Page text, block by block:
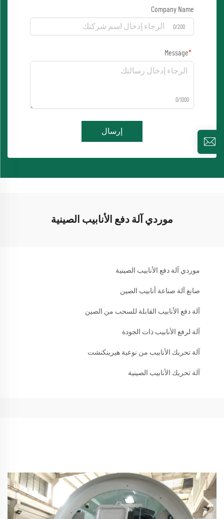
Company Name
0/200
Message
0/1000
إرسال
موردي آلة دفع الأنابيب الصينية
موردي آلة دفع الأنابيب الصينية
صانع آلة صناعة أنابيب الصين
آلة دفع الأنابيب القابلة للسحب من الصين
آلة لرفع الأنابيب ذات الجودة
آلة تحريك الأنابيب من نوعية هيرينكنشت
آلة تحريك الأنابيب الصينية